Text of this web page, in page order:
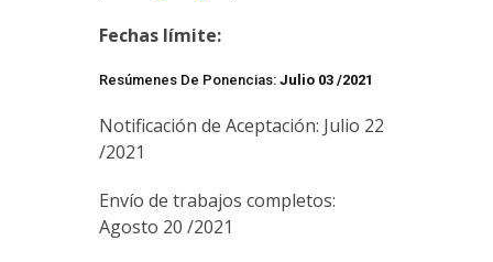
Fechas límite:
Resúmenes De Ponencias: Julio 03 /2021
Notificación de Aceptación: Julio 22
/2021
Envío de trabajos completos:
Agosto 20 /2021